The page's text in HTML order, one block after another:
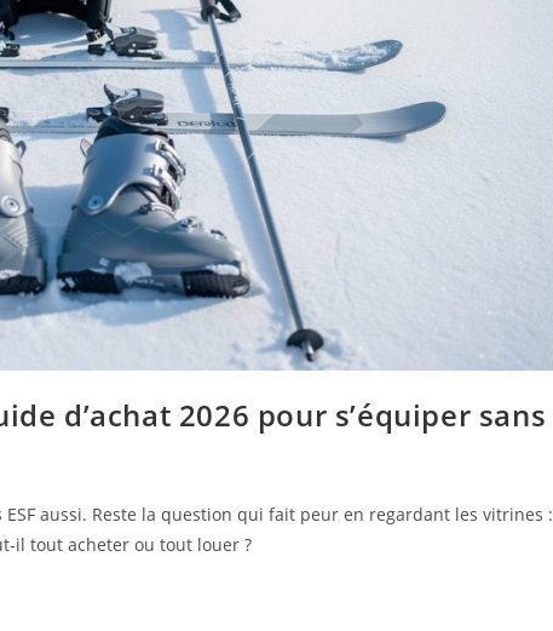
d’achat 2026 pour s’équiper sans
aussi. Reste la question qui fait peur en regardant les vitrines :
il tout acheter ou tout louer ?